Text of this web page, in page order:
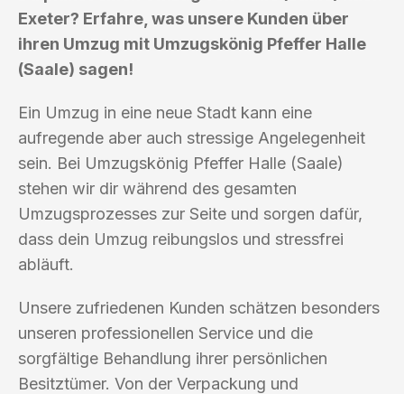
Exeter? Erfahre, was unsere Kunden über
ihren Umzug mit Umzugskönig Pfeffer Halle
(Saale) sagen!
Ein Umzug in eine neue Stadt kann eine
aufregende aber auch stressige Angelegenheit
sein. Bei Umzugskönig Pfeffer Halle (Saale)
stehen wir dir während des gesamten
Umzugsprozesses zur Seite und sorgen dafür,
dass dein Umzug reibungslos und stressfrei
abläuft.
Unsere zufriedenen Kunden schätzen besonders
unseren professionellen Service und die
sorgfältige Behandlung ihrer persönlichen
Besitztümer. Von der Verpackung und